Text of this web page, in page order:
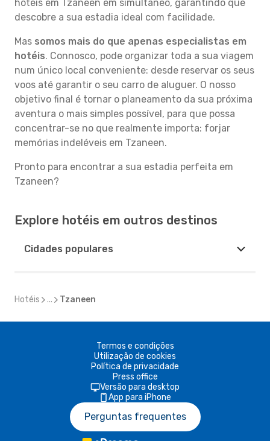
hotéis em Tzaneen em simultâneo, garantindo que
descobre a sua estadia ideal com facilidade.
Mas somos mais do que apenas especialistas em
hotéis. Connosco, pode organizar toda a sua viagem
num único local conveniente: desde reservar os seus
voos até garantir o seu carro de aluguer. O nosso
objetivo final é tornar o planeamento da sua próxima
aventura o mais simples possível, para que possa
concentrar-se no que realmente importa: forjar
memórias indeléveis em Tzaneen.
Pronto para encontrar a sua estadia perfeita em
Tzaneen?
Explore hotéis em outros destinos
Cidades populares
Hotéis ... Tzaneen
Termos e condições
Utilização de cookies
Política de privacidade
Press office
Versão para desktop
App para iPhone
Perguntas frequentes